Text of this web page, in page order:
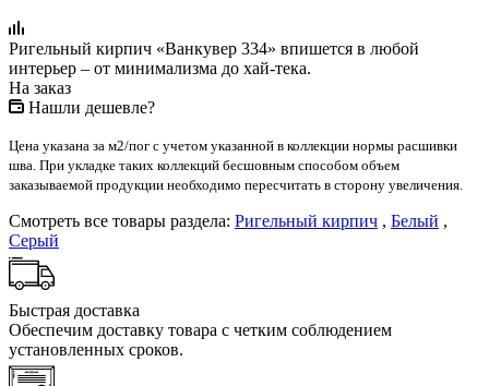
Ригельный кирпич «Ванкувер 334» впишется в любой
интерьер – от минимализма до хай-тека.
На заказ
Нашли дешевле?
Цена указана за м2/пог с учетом указанной в коллекции нормы расшивки
шва. При укладке таких коллекций бесшовным способом объем
заказываемой продукции необходимо пересчитать в сторону увеличения.
Смотреть все товары раздела: Ригельный кирпич , Белый ,
Серый
Быстрая доставка
Обеспечим доставку товара с четким соблюдением
установленных сроков.